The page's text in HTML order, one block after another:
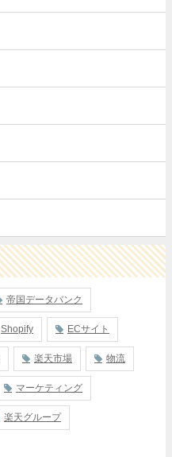
帝国データバンク
Shopify ECサイト
楽天市場 物流
マーケティング
楽天グループ